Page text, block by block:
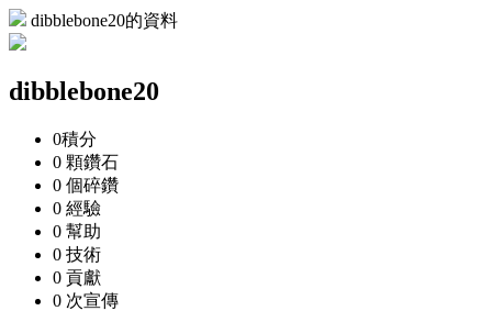
dibblebone20的資料
dibblebone20
0積分
0 顆鑽石
0 個碎鑽
0 經驗
0 幫助
0 技術
0 貢獻
0 次宣傳